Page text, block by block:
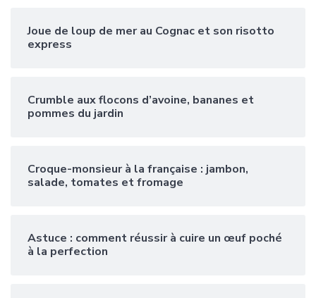
Joue de loup de mer au Cognac et son risotto
express
Crumble aux flocons d’avoine, bananes et
pommes du jardin
Croque-monsieur à la française : jambon,
salade, tomates et fromage
Astuce : comment réussir à cuire un œuf poché
à la perfection